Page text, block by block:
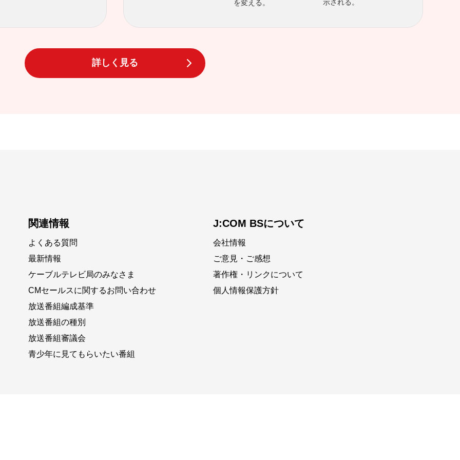
を変える。 示される。
詳しく見る
関連情報
よくある質問
最新情報
ケーブルテレビ局のみなさま
CMセールスに関するお問い合わせ
放送番組編成基準
放送番組の種別
放送番組審議会
青少年に見てもらいたい番組
J:COM BSについて
会社情報
ご意見・ご感想
著作権・リンクについて
個人情報保護方針